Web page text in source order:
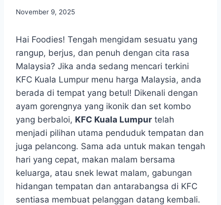
November 9, 2025
Hai Foodies! Tengah mengidam sesuatu yang
rangup, berjus, dan penuh dengan cita rasa
Malaysia? Jika anda sedang mencari terkini
KFC Kuala Lumpur menu harga Malaysia, anda
berada di tempat yang betul! Dikenali dengan
ayam gorengnya yang ikonik dan set kombo
yang berbaloi, KFC Kuala Lumpur telah
menjadi pilihan utama penduduk tempatan dan
juga pelancong. Sama ada untuk makan tengah
hari yang cepat, makan malam bersama
keluarga, atau snek lewat malam, gabungan
hidangan tempatan dan antarabangsa di KFC
sentiasa membuat pelanggan datang kembali.